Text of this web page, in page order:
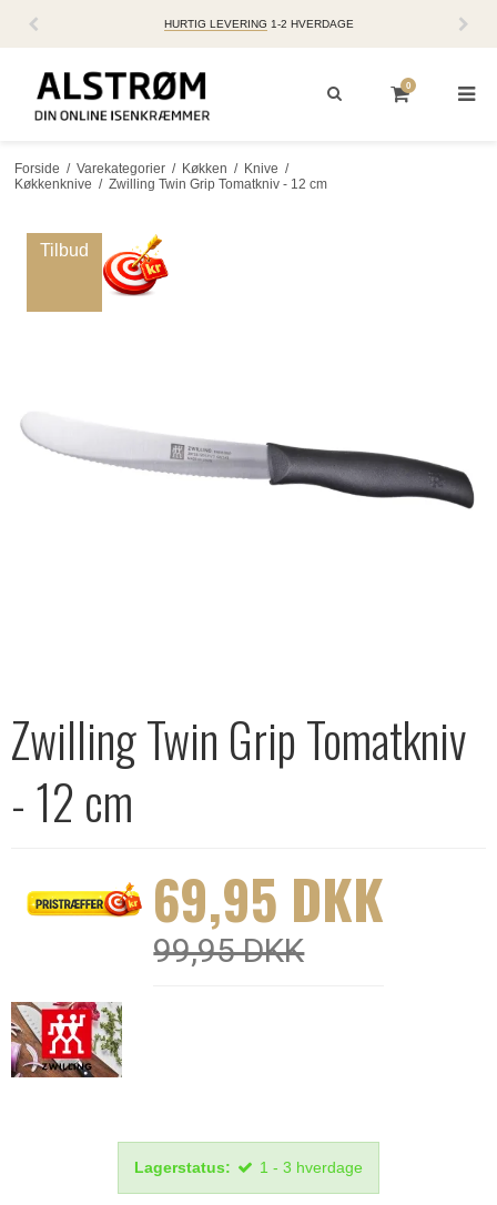
1-2 HVERDAGE
0
Forside / Varekategorier / Køkken / Knive /
Køkkenknive / Zwilling Twin Grip Tomatkniv - 12 cm
Tilbud
Zwilling Twin Grip Tomatkniv
- 12 cm
69,95 DKK
99,95 DKK
Lagerstatus: 1 - 3 hverdage